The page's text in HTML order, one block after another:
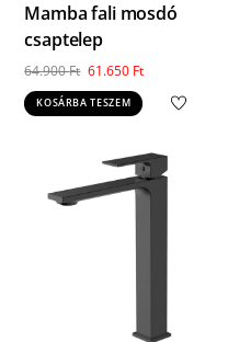
Mamba fali mosdó
csaptelep
64.900Ft Original
price
was:
61.650 FtCurrent
price
KOSÁRBA TESZEM